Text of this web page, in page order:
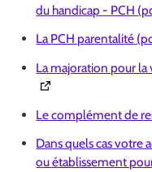
du handicap - PCH
La PCH parentalité
La majoration pour
Le complément de
Dans quels cas votre
ou établissement